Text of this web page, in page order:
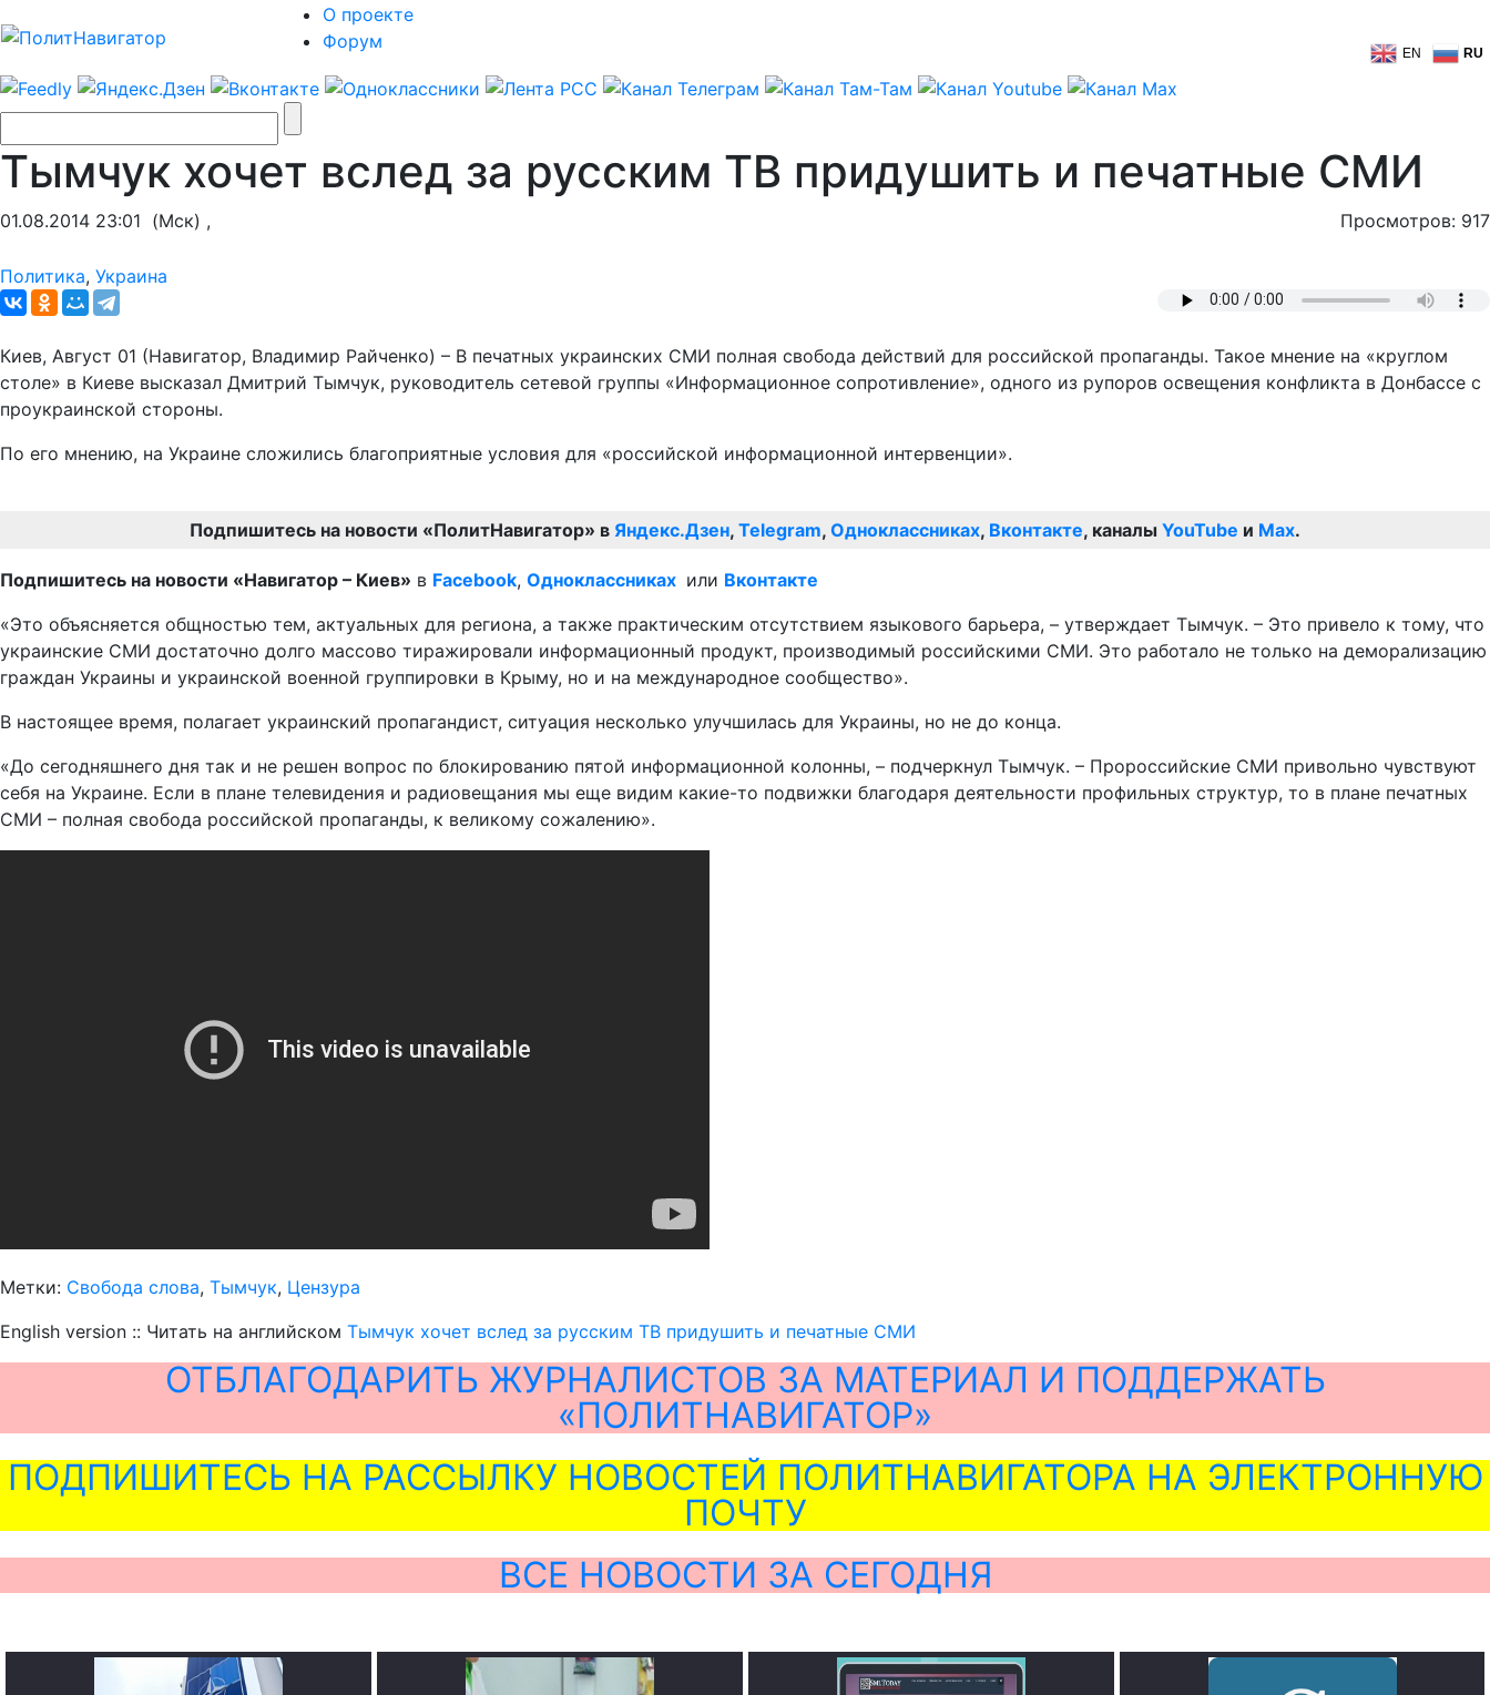
О проекте
Форум
EN RU
Тымчук хочет вслед за русским ТВ придушить и печатные СМИ
01.08.2014 23:01 (Мск) , Просмотров: 917
Политика, Украина
Киев, Август 01 (Навигатор, Владимир Райченко) – В печатных украинских СМИ полная свобода действий для российской пропаганды. Такое мнение на «круглом
столе» в Киеве высказал Дмитрий Тымчук, руководитель сетевой группы «Информационное сопротивление», одного из рупоров освещения конфликта в Донбассе с
проукраинской стороны.
По его мнению, на Украине сложились благоприятные условия для «российской информационной интервенции».
Подпишитесь на новости «ПолитНавигатор» в Яндекс.Дзен, Telegram, Одноклассниках, Вконтакте, каналы YouTube и Max.
Подпишитесь на новости «Навигатор – Киев» в Facebook, Одноклассниках или Вконтакте
«Это объясняется общностью тем, актуальных для региона, а также практическим отсутствием языкового барьера, – утверждает Тымчук. – Это привело к тому, что
украинские СМИ достаточно долго массово тиражировали информационный продукт, производимый российскими СМИ. Это работало не только на деморализацию
граждан Украины и украинской военной группировки в Крыму, но и на международное сообщество».
В настоящее время, полагает украинский пропагандист, ситуация несколько улучшилась для Украины, но не до конца.
«До сегодняшнего дня так и не решен вопрос по блокированию пятой информационной колонны, – подчеркнул Тымчук. – Пророссийские СМИ привольно чувствуют
себя на Украине. Если в плане телевидения и радиовещания мы еще видим какие-то подвижки благодаря деятельности профильных структур, то в плане печатных
СМИ – полная свобода российской пропаганды, к великому сожалению».
Метки: Свобода слова, Тымчук, Цензура
English version :: Читать на английском Тымчук хочет вслед за русским ТВ придушить и печатные СМИ
ОТБЛАГОДАРИТЬ ЖУРНАЛИСТОВ ЗА МАТЕРИАЛ И ПОДДЕРЖАТЬ
«ПОЛИТНАВИГАТОР»
ПОДПИШИТЕСЬ НА РАССЫЛКУ НОВОСТЕЙ ПОЛИТНАВИГАТОРА НА ЭЛЕКТРОННУЮ
ПОЧТУ
ВСЕ НОВОСТИ ЗА СЕГОДНЯ